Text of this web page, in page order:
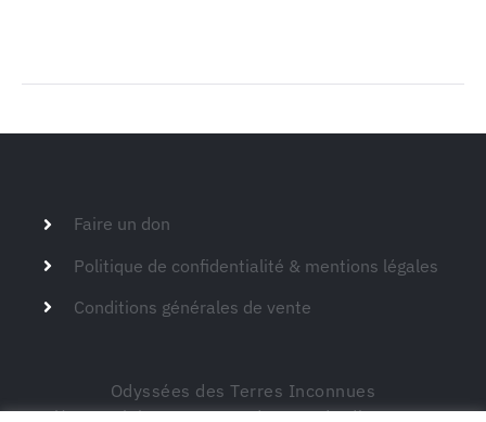
Faire un don
Politique de confidentialité & mentions légales
Conditions générales de vente
Odyssées des Terres Inconnues
Siège social – 149 route de Montdardier 30770